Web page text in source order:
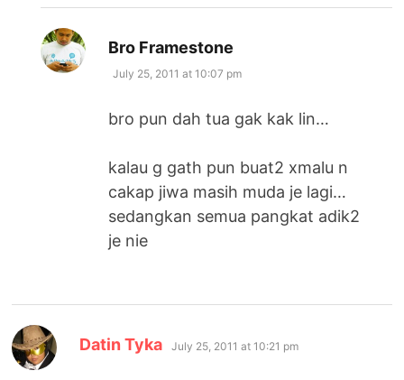
Bro Framestone
July 25, 2011 at 10:07 pm
bro pun dah tua gak kak lin…
kalau g gath pun buat2 xmalu n
cakap jiwa masih muda je lagi…
sedangkan semua pangkat adik2
je nie
Datin Tyka says:
July 25, 2011 at 10:21 pm